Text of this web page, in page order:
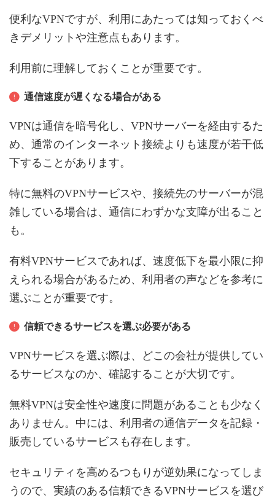
便利なVPNですが、利用にあたっては知っておくべ
きデメリットや注意点もあります。
利用前に理解しておくことが重要です。
通信速度が遅くなる場合がある
VPNは通信を暗号化し、VPNサーバーを経由するた
め、通常のインターネット接続よりも速度が若干低
下することがあります。
特に無料のVPNサービスや、接続先のサーバーが混
雑している場合は、通信にわずかな支障が出ること
も。
有料VPNサービスであれば、速度低下を最小限に抑
えられる場合があるため、利用者の声などを参考に
選ぶことが重要です。
信頼できるサービスを選ぶ必要がある
VPNサービスを選ぶ際は、どこの会社が提供してい
るサービスなのか、確認することが大切です。
無料VPNは安全性や速度に問題があることも少なく
ありません。中には、利用者の通信データを記録・
販売しているサービスも存在します。
セキュリティを高めるつもりが逆効果になってしま
うので、実績のある信頼できるVPNサービスを選び